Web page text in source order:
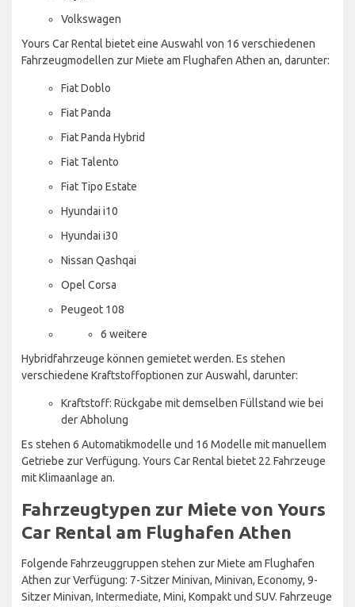
Volkswagen
Yours Car Rental bietet eine Auswahl von 16 verschiedenen
Fahrzeugmodellen zur Miete am Flughafen Athen an, darunter:
Fiat Doblo
Fiat Panda
Fiat Panda Hybrid
Fiat Talento
Fiat Tipo Estate
Hyundai i10
Hyundai i30
Nissan Qashqai
Opel Corsa
Peugeot 108
6 weitere
Hybridfahrzeuge können gemietet werden. Es stehen
verschiedene Kraftstoffoptionen zur Auswahl, darunter:
Kraftstoff: Rückgabe mit demselben Füllstand wie bei
der Abholung
Es stehen 6 Automatikmodelle und 16 Modelle mit manuellem
Getriebe zur Verfügung. Yours Car Rental bietet 22 Fahrzeuge
mit Klimaanlage an.
Fahrzeugtypen zur Miete von Yours
Car Rental am Flughafen Athen
Folgende Fahrzeuggruppen stehen zur Miete am Flughafen
Athen zur Verfügung: 7-Sitzer Minivan, Minivan, Economy, 9-
Sitzer Minivan, Intermediate, Mini, Kompakt und SUV. Fahrzeuge